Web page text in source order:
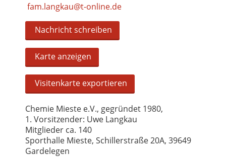
fam.langkau@t-online.de
Nachricht schreiben
Karte anzeigen
Visitenkarte exportieren
Chemie Mieste e.V., gegründet 1980,
1. Vorsitzender: Uwe Langkau
Mitglieder ca. 140
Sporthalle Mieste, Schillerstraße 20A, 39649
Gardelegen